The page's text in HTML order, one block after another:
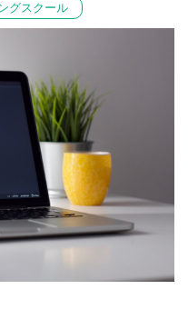
グスクール